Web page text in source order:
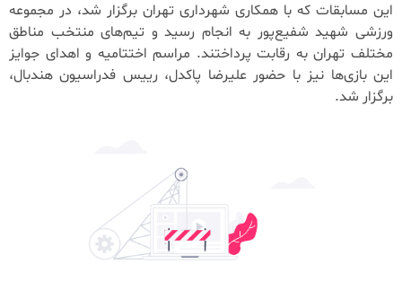
این مسابقات که با همکاری شهرداری تهران برگزار شد، در مجموعه
ورزشی شهید شفیع‌پور به انجام رسید و تیم‌های منتخب مناطق
مختلف تهران به رقابت پرداختند. مراسم اختتامیه و اهدای جوایز
این بازی‌ها نیز با حضور علیرضا پاکدل، رییس فدراسیون هندبال،
برگزار شد.